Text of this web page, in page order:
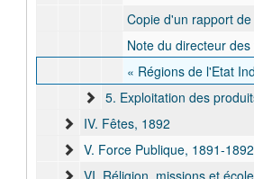
Copie d'un rapport de Charles Dusart au commissaire de district du
Note du directeur des finances
« Régions de l'Etat Indépendant du Congo au point de vue de leur exploitation. (notes de M.M. Vangele,
5. Exploitation des produits végétaux dans
IV. Fêtes, 1892
V. Force Publique, 1891-1892
VI. Réligion, missions et